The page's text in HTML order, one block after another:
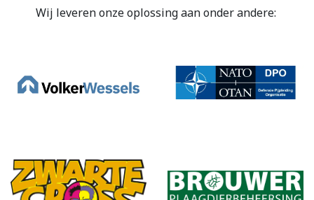
Wij leveren onze oplossing aan onder andere: